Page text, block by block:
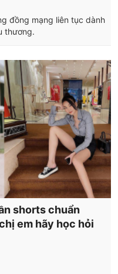
đồng mạng liên tục dành
thương.
shorts chuẩn
em hãy học hỏi